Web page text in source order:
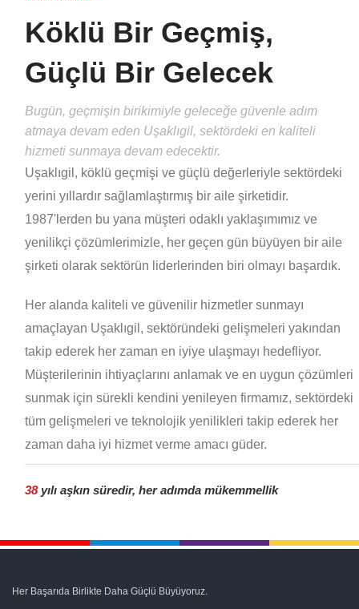
Köklü Bir Geçmiş,
Güçlü Bir Gelecek
Bugün, geçmişin birikimiyle geleceğe güvenle adım
atmaya devam eden Uşaklıgil, sektördeki en kaliteli
hizmeti sunmaya devam edecektir.
Uşaklıgil, köklü geçmişi ve güçlü değerleriyle sektördeki
yerini yıllardır sağlamlaştırmış bir aile şirketidir.
1987'lerden bu yana müşteri odaklı yaklaşımımız ve
yenilikçi çözümlerimizle, her geçen gün büyüyen bir aile
şirketi olarak sektörün liderlerinden biri olmayı başardık.
Her alanda kaliteli ve güvenilir hizmetler sunmayı
amaçlayan Uşaklıgil, sektöründeki gelişmeleri yakından
takip ederek her zaman en iyiye ulaşmayı hedefliyor.
Müşterilerinin ihtiyaçlarını anlamak ve en uygun çözümleri
sunmak için sürekli kendini yenileyen firmamız, sektördeki
tüm gelişmeleri ve teknolojik yenilikleri takip ederek her
zaman daha iyi hizmet verme amacı güder.
38 yılı aşkın süredir, her adımda mükemmellik
Her Başarıda Birlikte Daha Güçlü Büyüyoruz.